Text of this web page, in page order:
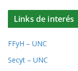
Links de interés
FFyH – UNC
Secyt – UNC